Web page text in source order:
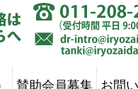
賛助会員募集 お問